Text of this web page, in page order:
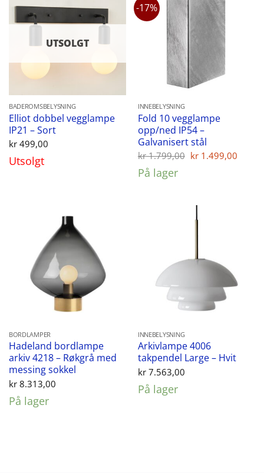
UTSOLGT
BADEROMSBELYSNING
Elliot dobbel vegglampe
IP21 – Sort
kr499,00
Utsolgt
-17%
INNEBELYSNING
Fold 10 vegglampe
opp/ned IP54 –
Galvanisert stål
kr1.799,00 Opprinnelig
kr 1.499,00
På lager
BORDLAMPER
Hadeland bordlampe
arkiv 4218 – Røkgrå med
messing sokkel
kr8.313,00
På lager
INNEBELYSNING
Arkivlampe 4006
takpendel Large – Hvit
kr7.563,00
På lager